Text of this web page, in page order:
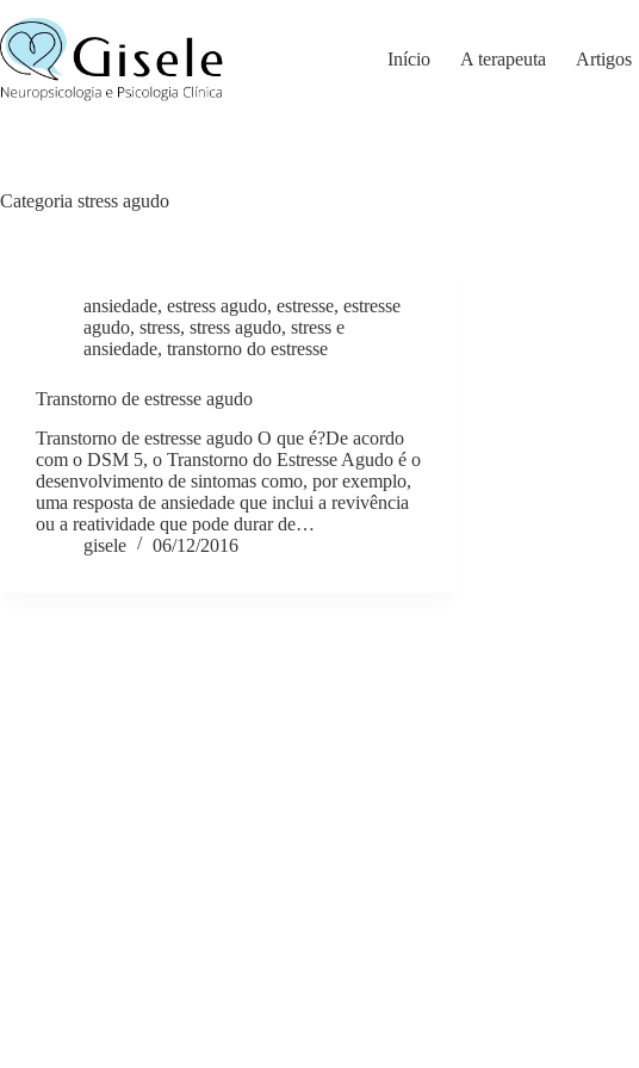
para
o
conteúdo
Início A terapeuta Artigos
Categoria stress agudo
ansiedade, estress agudo, estresse, estresse
agudo, stress, stress agudo, stress e
ansiedade, transtorno do estresse
Transtorno de estresse agudo
Transtorno de estresse agudo O que é?De acordo
com o DSM 5, o Transtorno do Estresse Agudo é o
desenvolvimento de sintomas como, por exemplo,
uma resposta de ansiedade que inclui a revivência
ou a reatividade que pode durar de…
gisele
06/12/2016